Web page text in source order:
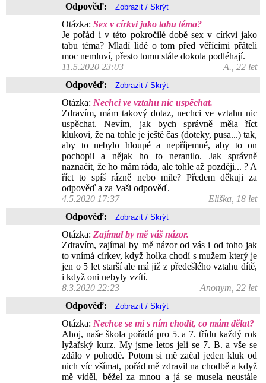
Odpověď:
Otázka: Sex v církvi jako tabu téma?
Je pořád i v této pokročilé době sex v církvi jako
tabu téma? Mladí lidé o tom před věřícími přáteli
moc nemluví, přesto tomu stále dokola podléhají.
11.5.2020 23:03
A., 22 let
Odpověď:
Otázka: Nechci ve vztahu nic uspěchat.
Zdravím, mám takový dotaz, nechci ve vztahu nic
uspěchat. Nevím, jak bych správně měla říct
klukovi, že na tohle je ještě čas (doteky, pusa...) tak,
aby to nebylo hloupé a nepříjemné, aby to on
pochopil a nějak ho to neranilo. Jak správně
naznačit, že ho mám ráda, ale tohle až později... ? A
říct to spíš rázně nebo mile? Předem děkuji za
odpověď a za Vaši odpověď.
4.5.2020 17:37
Eliška, 18 let
Odpověď:
Otázka: Zajímal by mě váš názor.
Zdravím, zajímal by mě názor od vás i od toho jak
to vnímá církev, když holka chodí s mužem který je
jen o 5 let starší ale má již z předešlého vztahu dítě,
i když oni nebyly vzítí.
8.3.2020 22:23
Anonym, 22 let
Odpověď:
Otázka: Nechce se mi s ním chodit, co mám dělat?
Ahoj, naše škola pořádá pro 5. a 7. třídu každý rok
lyžařský kurz. My jsme letos jeli se 7. B. a vše se
zdálo v pohodě. Potom si mě začal jeden kluk od
nich víc všímat, pořád mě zdravil na chodbě a když
mě viděl, běžel za mnou a já se musela neustále